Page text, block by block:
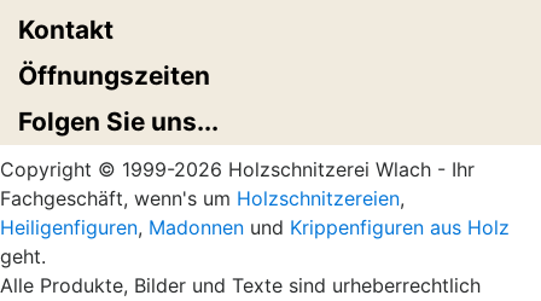
Kontakt
Öffnungszeiten
Folgen Sie uns...
Copyright © 1999-2026 Holzschnitzerei Wlach - Ihr
Fachgeschäft, wenn's um Holzschnitzereien,
Heiligenfiguren, Madonnen und Krippenfiguren aus Holz
geht.
Alle Produkte, Bilder und Texte sind urheberrechtlich